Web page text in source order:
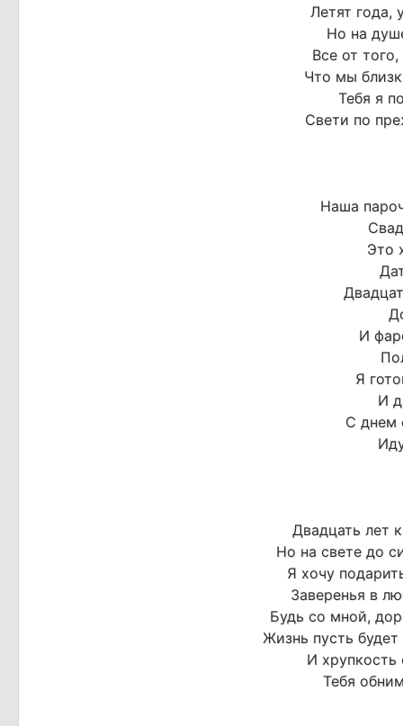
Летят года,
Но на
Все от
Что мы
Тебя я
Свети по
Наша
Это
И
Я
И
С днем
Двадцать лет
Но на свете до
Я хочу
Заверенья в
Будь со мной,
Жизнь пусть
И хрупкость
Тебя